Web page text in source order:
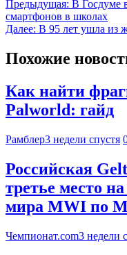
Предыдущая: В Госдуме
смартфонов в школах
Далее: В 95 лет ушла из
Похожие
Как найти
Palworld: гайд
Рамблер3 недели спустя
Российская
третье место
мира MWI по
Чемпионат.com3 недели